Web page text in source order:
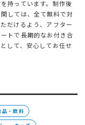
持っています。制作後
しては、全て無料で対
だけるよう、アフター
トで長期的なお付き合
して、安心してお任せ
品・飲料